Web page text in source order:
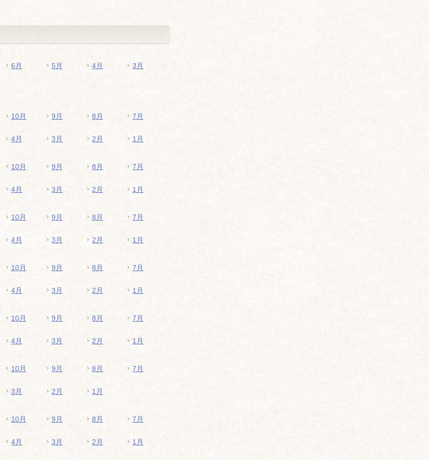
6月 5月 4月 3月
10月 9月 8月 7月
4月 3月 2月 1月
10月 9月 8月 7月
4月 3月 2月 1月
10月 9月 8月 7月
4月 3月 2月 1月
10月 9月 8月 7月
4月 3月 2月 1月
10月 9月 8月 7月
4月 3月 2月 1月
10月 9月 8月 7月
3月 2月 1月
10月 9月 8月 7月
4月 3月 2月 1月